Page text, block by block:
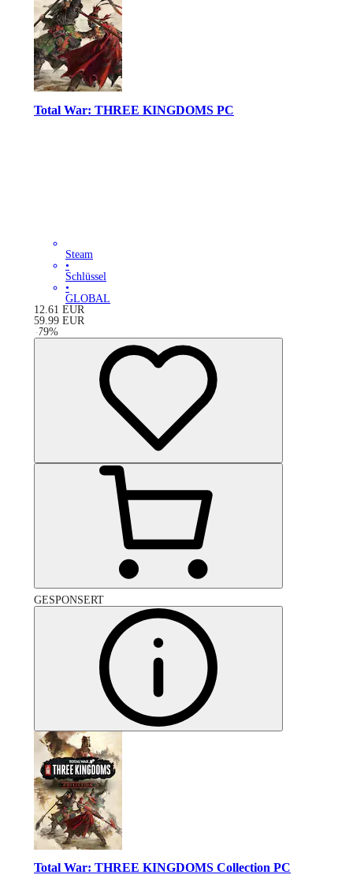
Total War: THREE KINGDOMS PC
Steam
•
Schlüssel
•
GLOBAL
12.61 EUR
59.99 EUR
-79%
GESPONSERT
Total War: THREE KINGDOMS Collection PC